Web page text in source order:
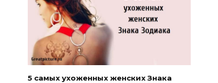
5 самых ухоженных женских Знака